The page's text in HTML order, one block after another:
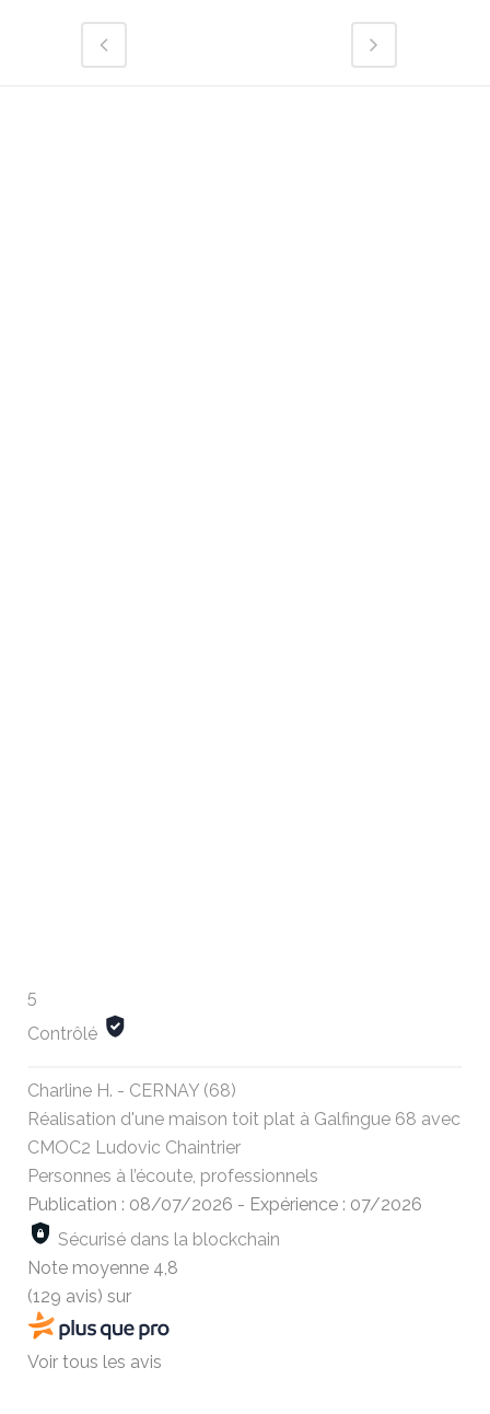
5
Contrôlé
Charline H. - CERNAY (68)
Réalisation d'une maison toit plat à Galfingue 68 avec
CMOC2 Ludovic Chaintrier
Personnes à l’écoute, professionnels
Publication : 08/07/2026 - Expérience : 07/2026
Sécurisé dans la blockchain
Note moyenne 4,8
(129 avis) sur
Voir tous les avis